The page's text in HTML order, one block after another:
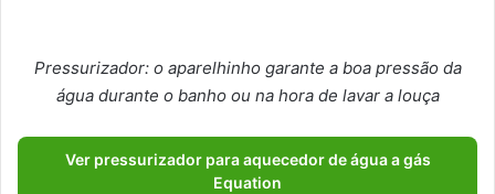
Pressurizador: o aparelhinho garante a boa pressão da
água durante o banho ou na hora de lavar a louça
Ver pressurizador para aquecedor de água a gás
Equation